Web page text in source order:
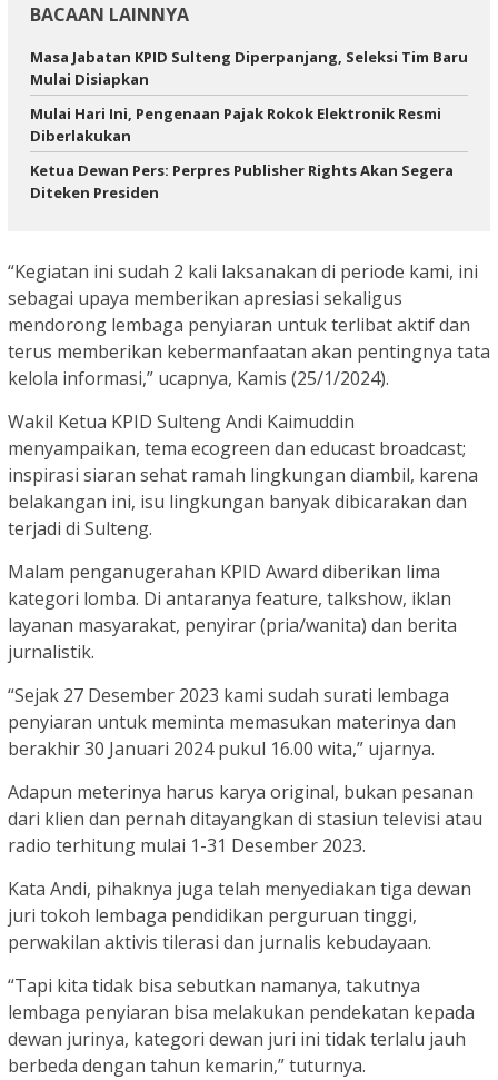
BACAAN LAINNYA
Masa Jabatan KPID Sulteng Diperpanjang, Seleksi Tim Baru
Mulai Disiapkan
Mulai Hari Ini, Pengenaan Pajak Rokok Elektronik Resmi
Diberlakukan
Ketua Dewan Pers: Perpres Publisher Rights Akan Segera
Diteken Presiden
“Kegiatan ini sudah 2 kali laksanakan di periode kami, ini
sebagai upaya memberikan apresiasi sekaligus
mendorong lembaga penyiaran untuk terlibat aktif dan
terus memberikan kebermanfaatan akan pentingnya tata
kelola informasi,” ucapnya, Kamis (25/1/2024).
Wakil Ketua KPID Sulteng Andi Kaimuddin
menyampaikan, tema ecogreen dan educast broadcast;
inspirasi siaran sehat ramah lingkungan diambil, karena
belakangan ini, isu lingkungan banyak dibicarakan dan
terjadi di Sulteng.
Malam penganugerahan KPID Award diberikan lima
kategori lomba. Di antaranya feature, talkshow, iklan
layanan masyarakat, penyirar (pria/wanita) dan berita
jurnalistik.
“Sejak 27 Desember 2023 kami sudah surati lembaga
penyiaran untuk meminta memasukan materinya dan
berakhir 30 Januari 2024 pukul 16.00 wita,” ujarnya.
Adapun meterinya harus karya original, bukan pesanan
dari klien dan pernah ditayangkan di stasiun televisi atau
radio terhitung mulai 1-31 Desember 2023.
Kata Andi, pihaknya juga telah menyediakan tiga dewan
juri tokoh lembaga pendidikan perguruan tinggi,
perwakilan aktivis tilerasi dan jurnalis kebudayaan.
“Tapi kita tidak bisa sebutkan namanya, takutnya
lembaga penyiaran bisa melakukan pendekatan kepada
dewan jurinya, kategori dewan juri ini tidak terlalu jauh
berbeda dengan tahun kemarin,” tuturnya.